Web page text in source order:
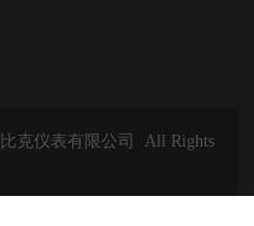
克仪表有限公司 All Rights